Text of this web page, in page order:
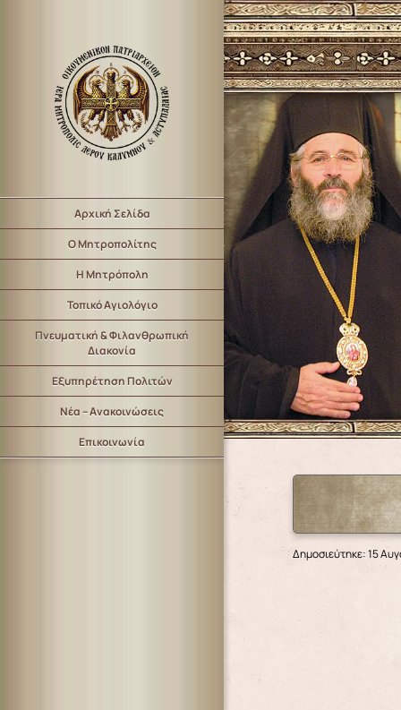
Αρχική Σελίδα
Ο Μητροπολίτης
Η Μητρόπολη
Τοπικό Αγιολόγιο
Πνευματική & Φιλανθρωπική
Διακονία
Εξυπηρέτηση Πολιτών
Νέα – Ανακοινώσεις
Επικοινωνία
Δημοσιεύτηκε: 15